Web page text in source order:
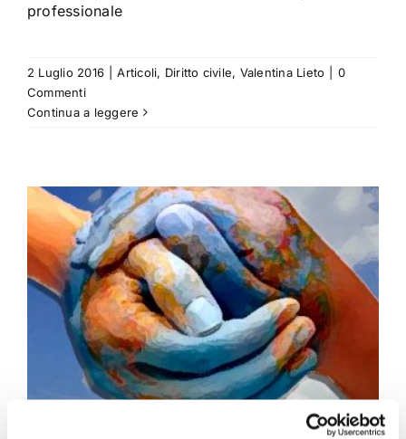
professionale
2 Luglio 2016 Articoli, Diritto civile, Valentina Lieto
0
Commenti
Continua a leggere